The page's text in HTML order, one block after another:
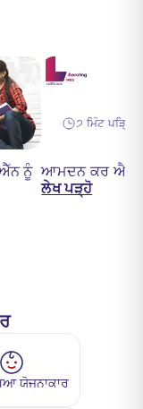
ਨੂੰ
੭ ਮਿੰਟ
ਆਮਦਨ ਕਰ ਐਕਟ
ਲੇਖ ਪੜ੍ਹੋ
ਯੋਜਨਾਕਾਰ